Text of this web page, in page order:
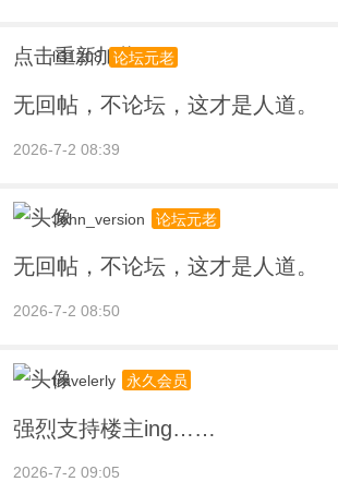
点击重新加载
li31208 论坛元老
无回帖，不论坛，这才是人道。
2026-7-2 08:39
John_version 论坛元老
无回帖，不论坛，这才是人道。
2026-7-2 08:50
travelerly 永久会员
强烈支持楼主ing……
2026-7-2 09:05